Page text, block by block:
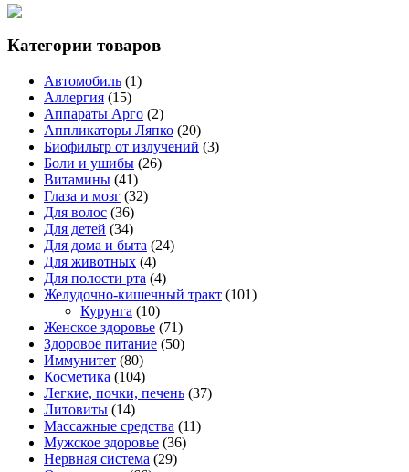
Категории товаров
Автомобиль (1)
Аллергия (15)
Аппараты Арго (2)
Аппликаторы Ляпко (20)
Биофильтр от излучений (3)
Боли и ушибы (26)
Витамины (41)
Глаза и мозг (32)
Для волос (36)
Для детей (34)
Для дома и быта (24)
Для животных (4)
Для полости рта (4)
Желудочно-кишечный тракт (101)
Курунга (10)
Женское здоровье (71)
Здоровое питание (50)
Иммунитет (80)
Косметика (104)
Легкие, почки, печень (37)
Литовиты (14)
Массажные средства (11)
Мужское здоровье (36)
Нервная система (29)